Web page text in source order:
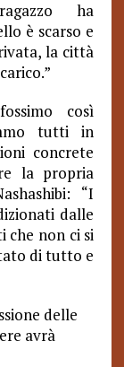
ha
è scarso e
la città
così
tutti in
concrete
la propria
“I
dalle
che non ci si
di tutto e
delle
avrà